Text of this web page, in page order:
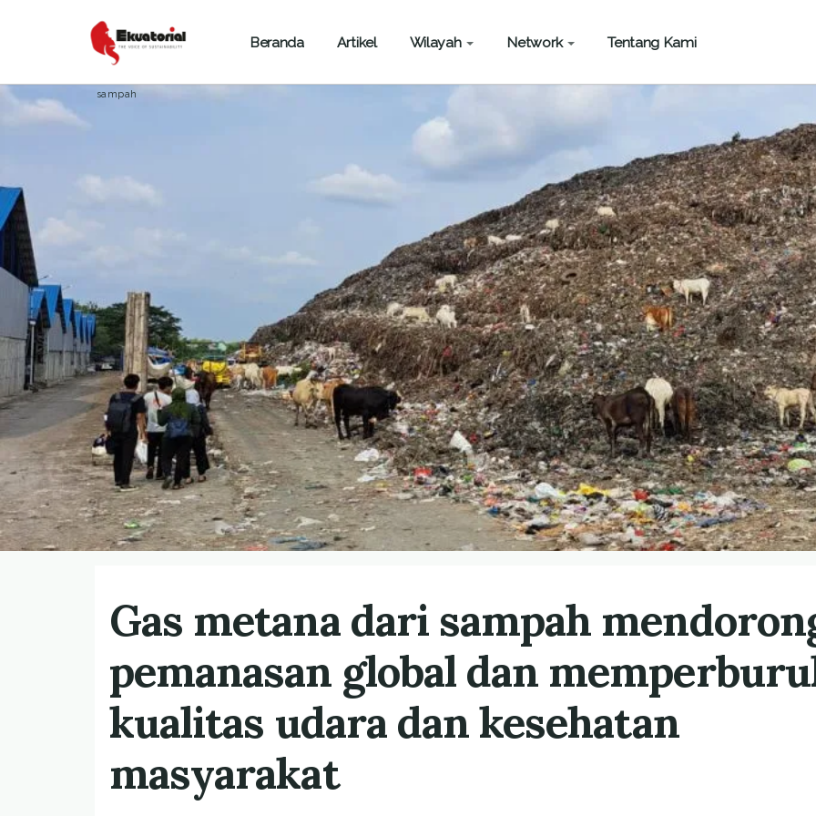
Beranda Artikel Wilayah Network Tentang Kami
ARTIKEL
sampah
Gas metana dari sampah
pemanasan global dan
kualitas udara dan kesehatan
masyarakat